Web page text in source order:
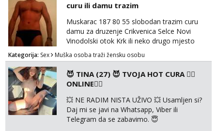
Eventualne iznimke mogu biti zbog dobre
osobnosti i iskrene komunikacije. Tg:
@m49229
curu ili damu trazim
Muskarac 187 80 55 slobodan trazim curu
damu za druzenje Crikvenica Selce Novi
Vinodolski otok Krk ili neko drugo mjesto
Kategorija: Sex Muška osoba traži žensku osobu
😈 TINA (27) 😈 TVOJA HOT CURA ❤️‍🔥
ONLINE❤️‍🔥
💥 NE RADIM NISTA UŽIVO 💥 Usamljen si?
Daj mi se javi na Whatsapp, Viber ili
Telegram da se zabavimo. 😇